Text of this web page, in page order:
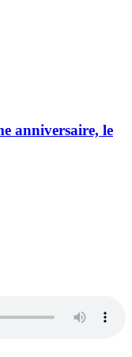
anniversaire, le